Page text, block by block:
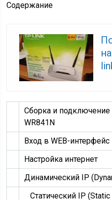
Содержание
Сборка и подключение
WR841N
Вход в WEB-интерфейс
Настройка интернет
Динамический IP
Статический IP